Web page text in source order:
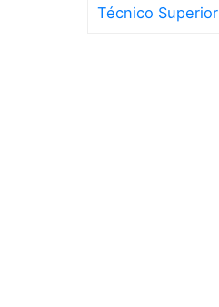
Técnico Superior